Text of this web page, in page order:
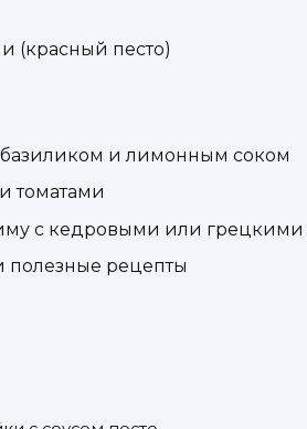
(красный песто)
и лимонным соком
томатами
с кедровыми или
рецепты